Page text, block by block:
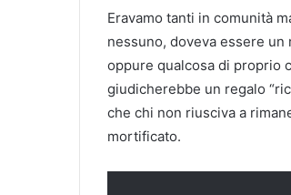
Eravamo tanti in comunità
nessuno, doveva essere un
oppure qualcosa di proprio
giudicherebbe un regalo
che chi non riusciva a
mortificato.